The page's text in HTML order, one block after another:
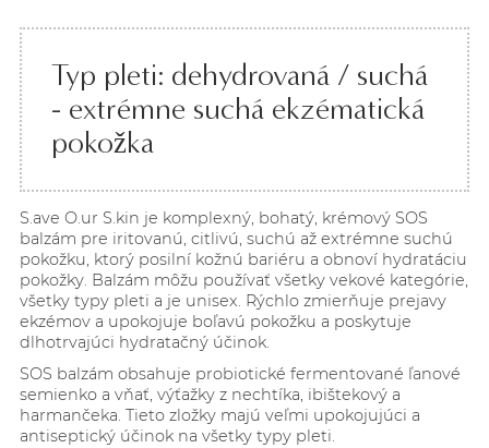
Typ pleti: dehydrovaná / suchá
- extrémne suchá ekzématická
pokožka
S.ave O.ur S.kin je komplexný, bohatý, krémový SOS
balzám pre iritovanú, citlivú, suchú až extrémne suchú
pokožku, ktorý posilní kožnú bariéru a obnoví hydratáciu
pokožky. Balzám môžu používať všetky vekové kategórie,
všetky typy pleti a je unisex. Rýchlo zmierňuje prejavy
ekzémov a upokojuje boľavú pokožku a poskytuje
dlhotrvajúci hydratačný účinok.
SOS balzám obsahuje probiotické fermentované ľanové
semienko a vňať, výťažky z nechtíka, ibištekový a
harmančeka. Tieto zložky majú veľmi upokojujúci a
antiseptický účinok na všetky typy pleti.